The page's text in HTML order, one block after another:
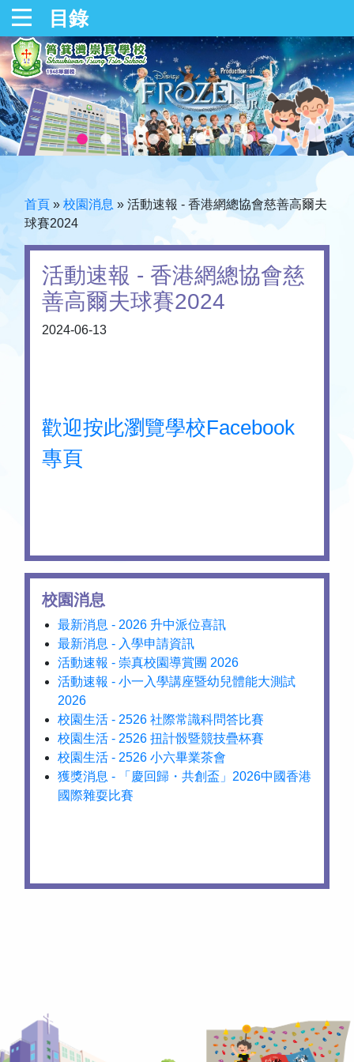
目錄
首頁 » 校園消息 » 活動速報 - 香港網總協會慈善高爾夫
球賽2024
活動速報 - 香港網總協會慈
善高爾夫球賽2024
2024-06-13
歡迎按此瀏覽學校Facebook
專頁
校園消息
最新消息 - 2026 升中派位喜訊
最新消息 - 入學申請資訊
活動速報 - 崇真校園導賞團 2026
活動速報 - 小一入學講座暨幼兒體能大測試
2026
校園生活 - 2526 社際常識科問答比賽
校園生活 - 2526 扭計骰暨競技疊杯賽
校園生活 - 2526 小六畢業茶會
獲獎消息 - 「慶回歸・共創盃」2026中國香港
國際雜耍比賽